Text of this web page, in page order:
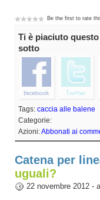
Be the first to rate
Ti è piaciuto
sotto
Tags: caccia alle balene
Categorie:
Azioni:Abbonati ai
Catena per
uguali?
22 novembre 2012 -